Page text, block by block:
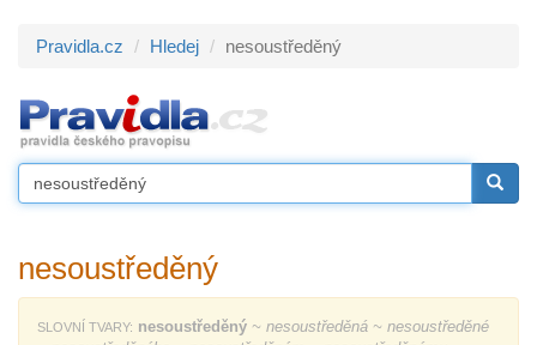
Pravidla.cz Hledej nesoustředěný
nesoustředěný
SLOVNÍ TVARY: nesoustředěný ~ nesoustředěná ~ nesoustředěné